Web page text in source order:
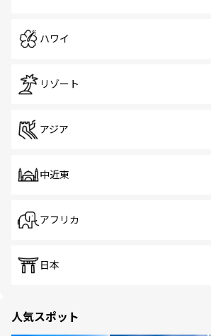
ハワイ
リゾート
アジア
中近東
アフリカ
日本
人気スポット